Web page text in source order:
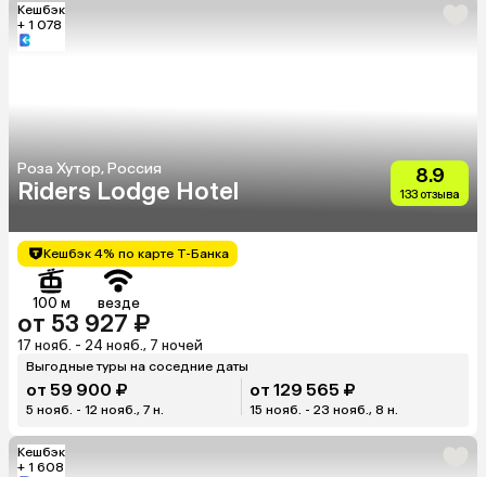
Кешбэк
+ 1 078
Роза Хутор, Россия
Riders Lodge Hotel
8.9
133 отзыва
Кешбэк 4% по карте Т-Банка
100 м везде
от 53 927 ₽
17 нояб. - 24 нояб., 7 ночей
Выгодные туры на соседние даты
от 59 900 ₽
5 нояб. - 12 нояб., 7 н.
от 129 565 ₽
15 нояб. - 23 нояб., 8 н.
Кешбэк
+ 1 608